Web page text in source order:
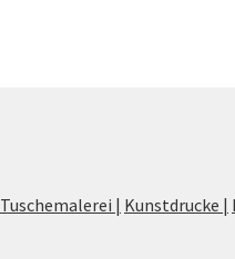
Tuschemalerei | Kunstdrucke |